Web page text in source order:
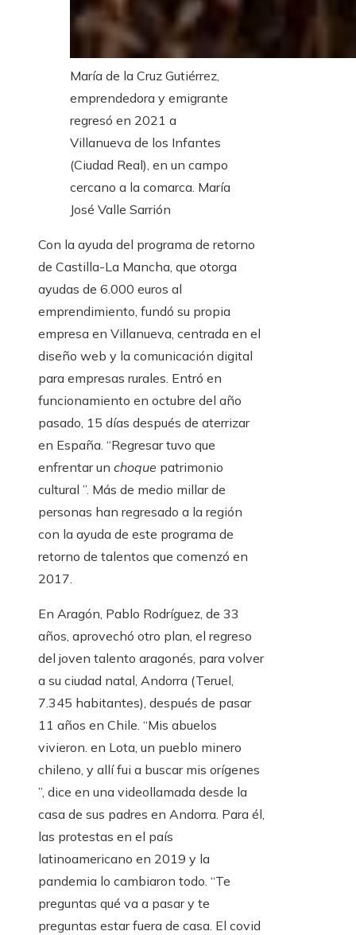
María de la Cruz Gutiérrez,
emprendedora y emigrante
regresó en 2021 a
Villanueva de los Infantes
(Ciudad Real), en un campo
cercano a la comarca. María
José Valle Sarrión
Con la ayuda del programa de retorno
de Castilla-La Mancha, que otorga
ayudas de 6.000 euros al
emprendimiento, fundó su propia
empresa en Villanueva, centrada en el
diseño web y la comunicación digital
para empresas rurales. Entró en
funcionamiento en octubre del año
pasado, 15 días después de aterrizar
en España. “Regresar tuvo que
enfrentar un choque patrimonio
cultural ”. Más de medio millar de
personas han regresado a la región
con la ayuda de este programa de
retorno de talentos que comenzó en
2017.
En Aragón, Pablo Rodríguez, de 33
años, aprovechó otro plan, el regreso
del joven talento aragonés, para volver
a su ciudad natal, Andorra (Teruel,
7.345 habitantes), después de pasar
11 años en Chile. “Mis abuelos
vivieron. en Lota, un pueblo minero
chileno, y allí fui a buscar mis orígenes
”, dice en una videollamada desde la
casa de sus padres en Andorra. Para él,
las protestas en el país
latinoamericano en 2019 y la
pandemia lo cambiaron todo. “Te
preguntas qué va a pasar y te
preguntas estar fuera de casa. El covid